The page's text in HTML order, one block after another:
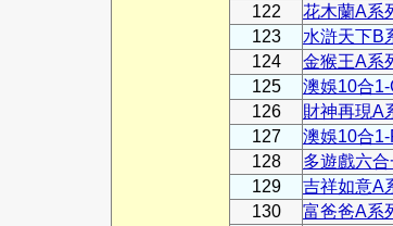
122
花木蘭A系
123
水滸天下B
124
金猴王A系
125
澳娛10合
126
財神再現A
127
澳娛10合
128
多遊戲六
129
吉祥如意A
130
富爸爸A系